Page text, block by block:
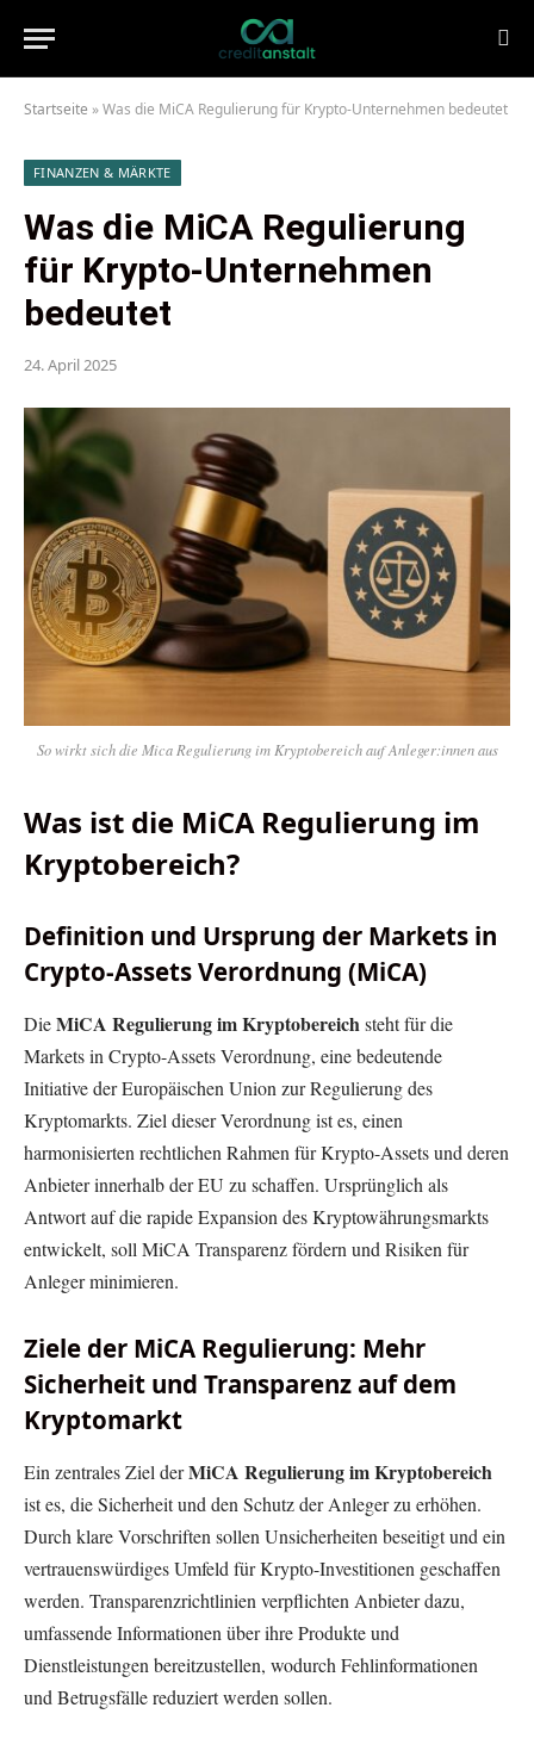
Startseite »Was die MiCA Regulierung für Krypto-Unternehmen bedeutet
FINANZEN & MÄRKTE
Was die MiCA Regulierung
für Krypto-Unternehmen
bedeutet
24. April 2025
So wirkt sich die Mica Regulierung im Kryptobereich auf Anleger:innen aus
Was ist die MiCA Regulierung im
Kryptobereich?
Definition und Ursprung der Markets in
Crypto-Assets Verordnung (MiCA)
DieMiCA Regulierung im Kryptobereichsteht für die
Markets in Crypto-Assets Verordnung, eine bedeutende
Initiative der Europäischen Union zur Regulierung des
Kryptomarkts. Ziel dieser Verordnung ist es, einen
harmonisierten rechtlichen Rahmen für Krypto-Assets und deren
Anbieter innerhalb der EU zu schaffen. Ursprünglich als
Antwort auf die rapide Expansion des Kryptowährungsmarkts
entwickelt, soll MiCA Transparenz fördern und Risiken für
Anleger minimieren.
Ziele der MiCA Regulierung: Mehr
Sicherheit und Transparenz auf dem
Kryptomarkt
Ein zentrales Ziel derMiCA Regulierung im Kryptobereich
ist es, die Sicherheit und den Schutz der Anleger zu erhöhen.
Durch klare Vorschriften sollen Unsicherheiten beseitigt und ein
vertrauenswürdiges Umfeld für Krypto-Investitionen geschaffen
werden. Transparenzrichtlinien verpflichten Anbieter dazu,
umfassende Informationen über ihre Produkte und
Dienstleistungen bereitzustellen, wodurch Fehlinformationen
und Betrugsfälle reduziert werden sollen.